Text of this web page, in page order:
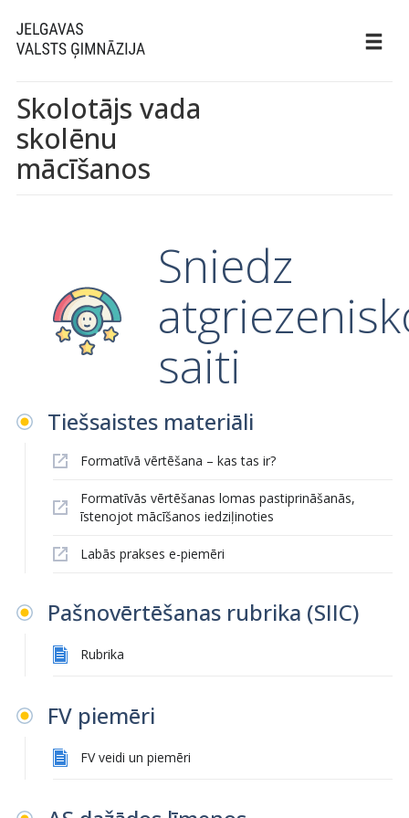
Skolotājs vada
skolēnu
mācīšanos
Sniedz
saiti
Tiešsaistes materiāli
Formatīvā vērtēšana – kas tas ir?
Formatīvās vērtēšanas lomas pastiprināšanās,
īstenojot mācīšanos iedziļinoties
Labās prakses e-piemēri
Pašnovērtēšanas rubrika (SIIC)
Rubrika
FV piemēri
FV veidi un piemēri